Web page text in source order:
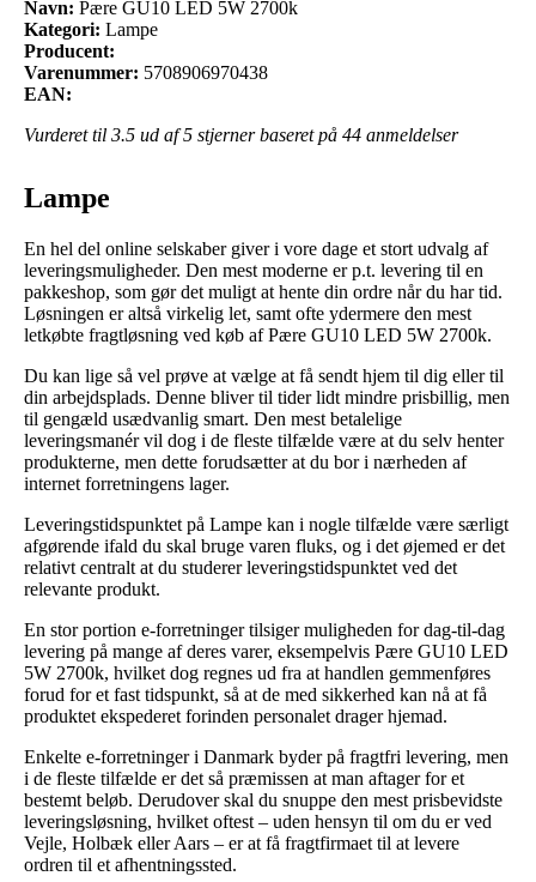
Navn: Pære GU10 LED 5W 2700k
Kategori: Lampe
Producent:
Varenummer: 5708906970438
EAN:
Vurderet til 3.5 ud af 5 stjerner baseret på 44 anmeldelser
Lampe
En hel del online selskaber giver i vore dage et stort udvalg af
leveringsmuligheder. Den mest moderne er p.t. levering til en
pakkeshop, som gør det muligt at hente din ordre når du har tid.
Løsningen er altså virkelig let, samt ofte ydermere den mest
letkøbte fragtløsning ved køb af Pære GU10 LED 5W 2700k.
Du kan lige så vel prøve at vælge at få sendt hjem til dig eller til
din arbejdsplads. Denne bliver til tider lidt mindre prisbillig, men
til gengæld usædvanlig smart. Den mest betalelige
leveringsmanér vil dog i de fleste tilfælde være at du selv henter
produkterne, men dette forudsætter at du bor i nærheden af
internet forretningens lager.
Leveringstidspunktet på Lampe kan i nogle tilfælde være særligt
afgørende ifald du skal bruge varen fluks, og i det øjemed er det
relativt centralt at du studerer leveringstidspunktet ved det
relevante produkt.
En stor portion e-forretninger tilsiger muligheden for dag-til-dag
levering på mange af deres varer, eksempelvis Pære GU10 LED
5W 2700k, hvilket dog regnes ud fra at handlen gemmenføres
forud for et fast tidspunkt, så at de med sikkerhed kan nå at få
produktet ekspederet forinden personalet drager hjemad.
Enkelte e-forretninger i Danmark byder på fragtfri levering, men
i de fleste tilfælde er det så præmissen at man aftager for et
bestemt beløb. Derudover skal du snuppe den mest prisbevidste
leveringsløsning, hvilket oftest – uden hensyn til om du er ved
Vejle, Holbæk eller Aars – er at få fragtfirmaet til at levere
ordren til et afhentningssted.